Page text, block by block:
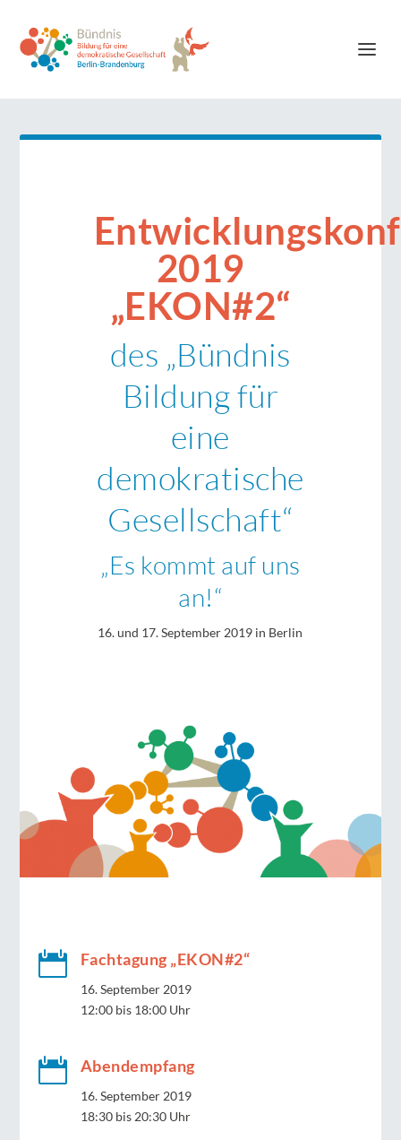
2019
„EKON#2“
des „Bündnis
Bildung für
eine
demokratische
Gesellschaft“
„Es kommt auf uns
an!“
16. und 17. September 2019 in Berlin
 Fachtagung „EKON#2“
16. September 2019
12:00 bis 18:00 Uhr
 Abendempfang
16. September 2019
18:30 bis 20:30 Uhr